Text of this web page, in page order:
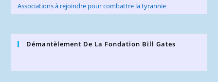
Associations à rejoindre pour combattre la tyrannie
Démantèlement De La Fondation Bill Gates